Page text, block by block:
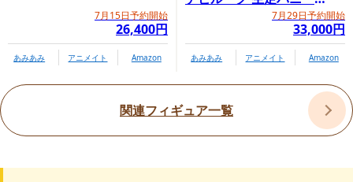
7月15日予約開始
26,400円
あみあみ アニメイト Amazon
7月29日予約開始
33,000円
あみあみ アニメイト Amazon
関連フィギュア一覧